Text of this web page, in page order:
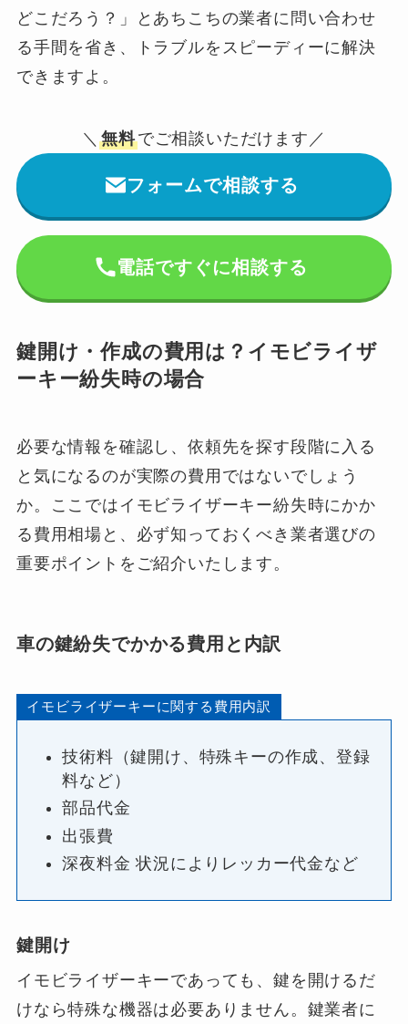
どこだろう？」とあちこちの業者に問い合わせ
る手間を省き、トラブルをスピーディーに解決
できますよ。
＼無料でご相談いただけます／
フォームで相談する
電話ですぐに相談する
鍵開け・作成の費用は？イモビライザ
ーキー紛失時の場合
必要な情報を確認し、依頼先を探す段階に入る
と気になるのが実際の費用ではないでしょう
か。ここではイモビライザーキー紛失時にかか
る費用相場と、必ず知っておくべき業者選びの
重要ポイントをご紹介いたします。
車の鍵紛失でかかる費用と内訳
イモビライザーキーに関する費用内訳
技術料（鍵開け、特殊キーの作成、登録
料など）
部品代金
出張費
深夜料金 状況によりレッカー代金など
鍵開け
イモビライザーキーであっても、鍵を開けるだ
けなら特殊な機器は必要ありません。鍵業者に